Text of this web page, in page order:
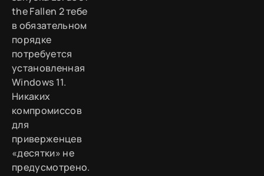
the Fallen 2 тебе
в обязательном
порядке
потребуется
установленная
Windows 11.
Никаких
компромиссов
для
приверженцев
«десятки» не
предусмотрено.